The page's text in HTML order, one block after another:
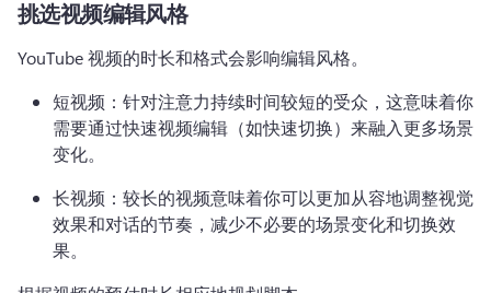
挑选视频编辑风格
YouTube 视频的时长和格式会影响编辑风格。
短视频：针对注意力持续时间较短的受众，这意味着你
需要通过快速视频编辑（如快速切换）来融入更多场景
变化。
长视频：较长的视频意味着你可以更加从容地调整视觉
效果和对话的节奏，减少不必要的场景变化和切换效
果。